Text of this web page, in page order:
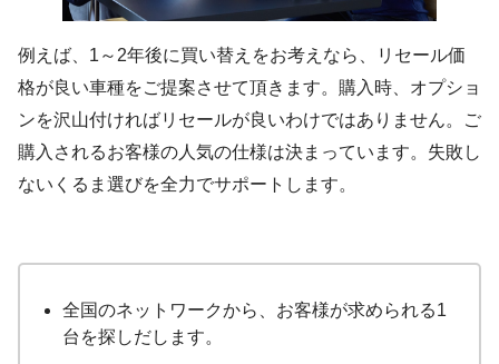
例えば、1～2年後に買い替えをお考えなら、リセール価
格が良い車種をご提案させて頂きます。購入時、オプショ
ンを沢山付ければリセールが良いわけではありません。ご
購入されるお客様の人気の仕様は決まっています。失敗し
ないくるま選びを全力でサポートします。
全国のネットワークから、お客様が求められる1
台を探しだします。